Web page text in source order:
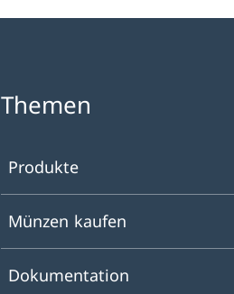
Themen
Produkte
Münzen kaufen
Dokumentation